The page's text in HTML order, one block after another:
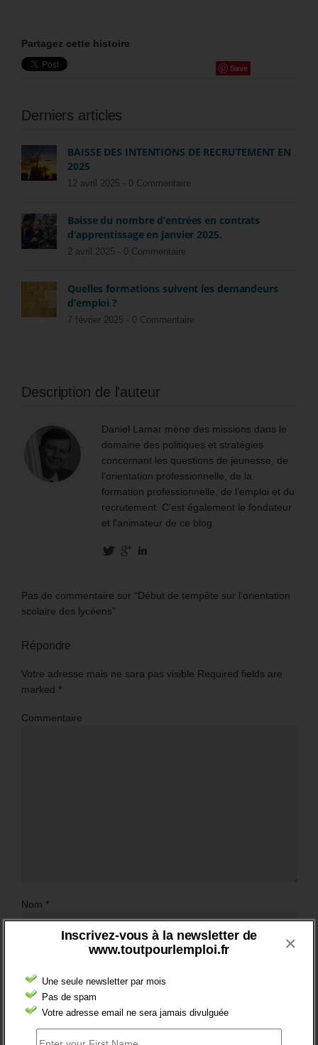
Inscrivez-vous à la newsletter de
www.toutpourlemploi.fr
Une seule newsletter par mois
Pas de spam
Votre adresse email ne sera jamais divulguée
×
Partagez cette histoire
Save
Derniers articles
BAISSE DES INTENTIONS DE RECRUTEMENT EN
2025
12 avril 2025 - 0 Commentaire
Baisse du nombre d’entrées en contrats
d’apprentissage en janvier 2025.
2 avril 2025 - 0 Commentaire
Quelles formations suivent les demandeurs
d’emploi ?
7 février 2025 - 0 Commentaire
Description de l'auteur
Daniel Lamar mène des missions dans le
domaine des politiques et stratégies
concernant les questions de jeunesse, de
l’orientation professionnelle, de la
formation professionnelle, de l’emploi et du
recrutement. C'est également le fondateur
et l'animateur de ce blog.
Pas de commentaire sur “Début de tempête sur l’orientation
scolaire des lycéens”
Répondre
Votre adresse mais ne sara pas visible Required fields are
marked *
Commentaire
Nom *
Site web